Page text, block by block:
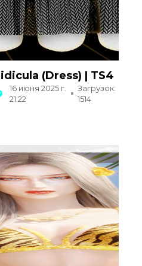
(Dress) | TS4
16 июня 2025 г.
21:22
Загрузок:
1514